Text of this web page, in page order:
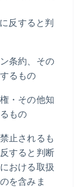
反すると判
条約、その
るもの
・その他知
もの
止されるも
すると判断
おける取扱
を含みま